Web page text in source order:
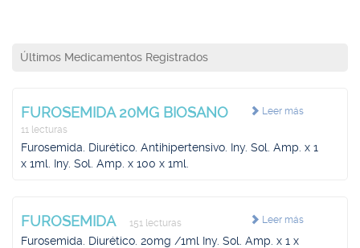
Últimos Medicamentos Registrados
Leer más
FUROSEMIDA 20MG BIOSANO
11 lecturas
Furosemida. Diurético. Antihipertensivo. Iny. Sol. Amp. x 1
x 1ml. Iny. Sol. Amp. x 100 x 1ml.
Leer más
FUROSEMIDA 151 lecturas
Furosemida. Diurético. 20mg /1ml Iny. Sol. Amp. x 1 x